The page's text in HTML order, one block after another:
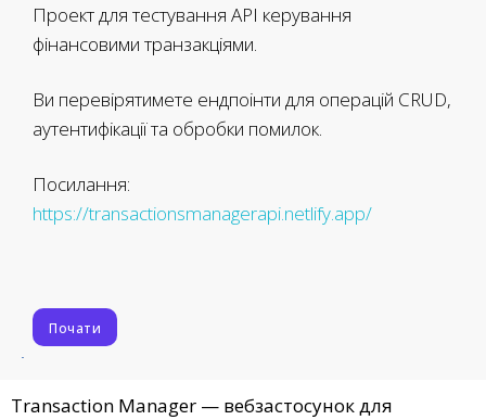
Проект для тестування API керування
фінансовими транзакціями.
Ви перевірятимете ендпоінти для операцій CRUD,
аутентифікації та обробки помилок.
Посилання:
https://transactionsmanagerapi.netlify.app/
Почати
Transaction Manager — вебзастосунок для